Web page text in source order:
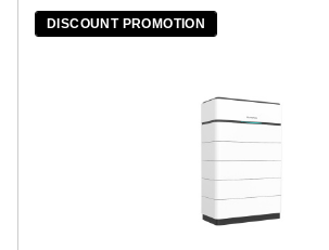
DISCOUNT PROMOTION